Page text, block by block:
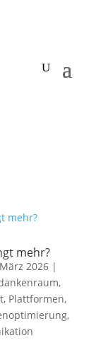
mehr?
2026|
,
, Plattformen,
,